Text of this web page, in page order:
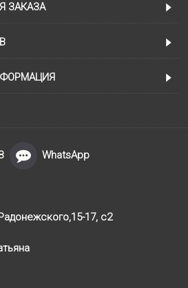
ЗАКАЗА
WhatsApp
17, с2